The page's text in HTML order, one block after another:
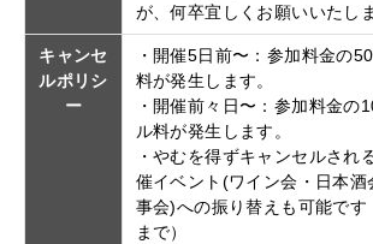
が、何卒宜しくお願いいたし
キャンセ
ルポリシ
ー
・開催5日前〜：参加料金の
料が発生します。
・開催前々日〜：参加料金の
ル料が発生します。
・やむを得ずキャンセルされ
催イベント(ワイン会・日本酒
事会)への振り替えも可能で
まで）